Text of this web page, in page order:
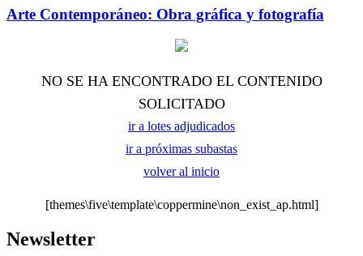
Arte Contemporáneo: Obra gráfica y fotografía
NO SE HA ENCONTRADO EL CONTENIDO
SOLICITADO
ir a lotes adjudicados
ir a próximas subastas
volver al inicio
[themes\five\template\coppermine\non_exist_ap.html]
Newsletter